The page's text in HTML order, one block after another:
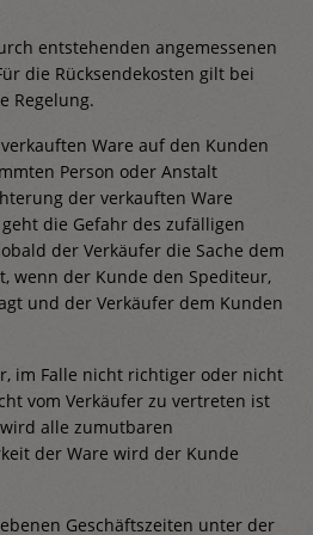
entstehenden angemessenen
die Rücksendekosten gilt bei
Regelung.
Ware auf den Kunden
Person oder Anstalt
der verkauften Ware
die Gefahr des zufälligen
der Verkäufer die Sache dem
wenn der Kunde den Spediteur,
und der Verkäufer dem Kunden
im Falle nicht richtiger oder nicht
vom Verkäufer zu vertreten ist
alle zumutbaren
der Ware wird der Kunde
Geschäftszeiten unter der